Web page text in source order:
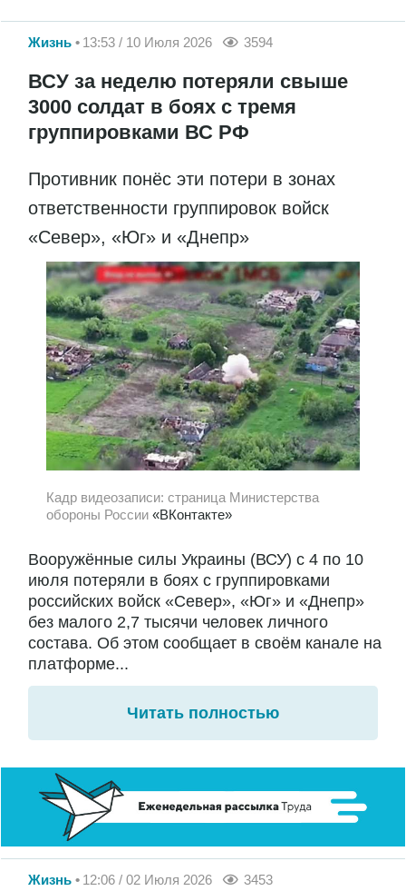
Жизнь 13:53 / 10 Июля 2026 3594
ВСУ за неделю потеряли свыше
3000 солдат в боях с тремя
группировками ВС РФ
Противник понёс эти потери в зонах
ответственности группировок войск
«Север», «Юг» и «Днепр»
Кадр видеозаписи: страница Министерства
обороны России «ВКонтакте»
Вооружённые силы Украины (ВСУ) с 4 по 10
июля потеряли в боях с группировками
российских войск «Север», «Юг» и «Днепр»
без малого 2,7 тысячи человек личного
состава. Об этом сообщает в своём канале на
платформе...
Читать полностью
Жизнь 12:06 / 02 Июля 2026 3453